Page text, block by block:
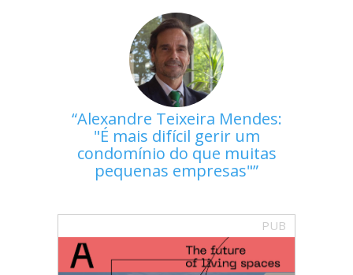
Alexandre Teixeira Mendes:
"É mais difícil gerir um
condomínio do que muitas
pequenas empresas"
PUB